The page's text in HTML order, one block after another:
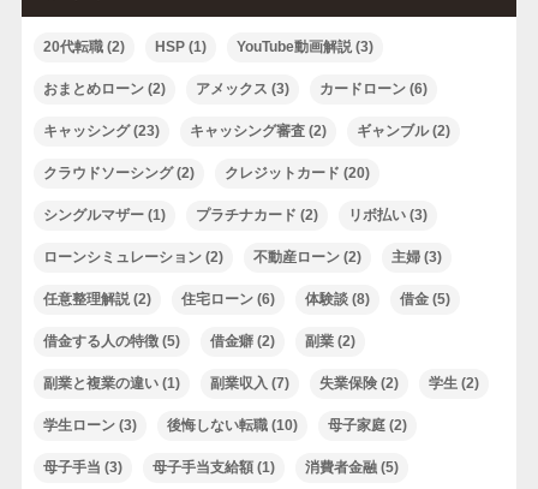
20代転職(2) HSP(1) YouTube動画解説(3)
おまとめローン(2) アメックス (3) カードローン(6)
キャッシング(23) キャッシング審査(2) ギャンブル(2)
クラウドソーシング(2) クレジットカード (20)
シングルマザー(1) プラチナカード (2) リボ払い(3)
ローンシミュレーション(2) 不動産ローン(2) 主婦(3)
任意整理解説(2) 住宅ローン(6) 体験談(8) 借金(5)
借金する人の特徴(5) 借金癖(2) 副業(2)
副業と複業の違い(1) 副業収入 (7) 失業保険(2) 学生(2)
学生ローン(3) 後悔しない転職(10) 母子家庭(2)
母子手当 (3) 母子手当支給額(1) 消費者金融(5)